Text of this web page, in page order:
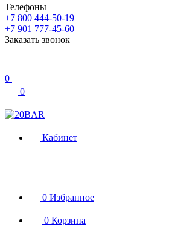
Телефоны
+7 800 444-50-19
+7 901 777-45-60
Заказать звонок
0
0
Кабинет
0 Избранное
0 Корзина